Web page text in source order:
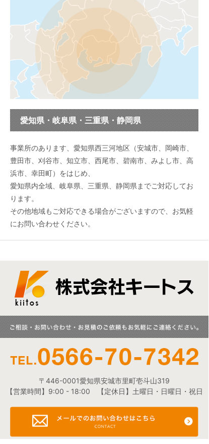
愛知県・岐阜県・三重県・静岡県
事業所のあります、愛知県西三河地区（安城市、岡崎市、
豊田市、刈谷市、知立市、西尾市、碧南市、みよし市、高
浜市、幸田町）をはじめ、
愛知県内全域、岐阜県、三重県、静岡県までご対応してお
ります。
その他地域もご対応できる場合がございますので、お気軽
にお問い合わせください。
〒446-0001愛知県安城市里町壱斗山319
【営業時間】9:00 - 18:00 【定休日】土曜日・日曜日・祝日